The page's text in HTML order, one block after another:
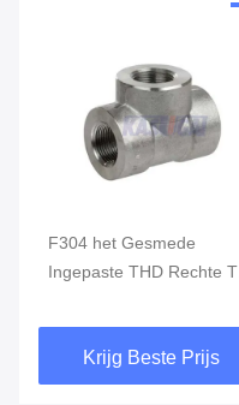
F304 het Gesmede
Ingepaste THD Rechte T-
staalhoge druk Montage
Krijg Beste Prijs